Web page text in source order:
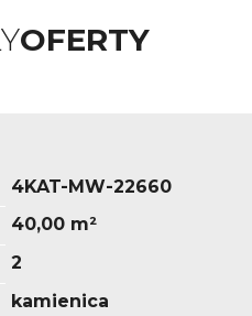
OFERTY
4KAT-MW-22660
40,00 m²
2
kamienica